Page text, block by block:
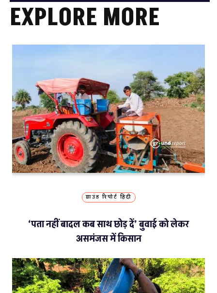
EXPLORE MORE
ग्राउंड रिपोर्ट हिंदी
‘पता नहीं बादल कब साथ छोड़ दें’ बुवाई को लेकर
असमंजस में किसान